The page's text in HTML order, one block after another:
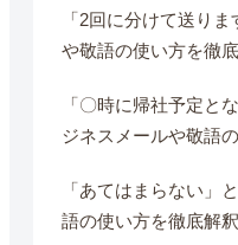
「2回に分けて送り
や敬語の使い方を徹
「〇時に帰社予定と
ジネスメールや敬語
「あてはまらない」
語の使い方を徹底解釈